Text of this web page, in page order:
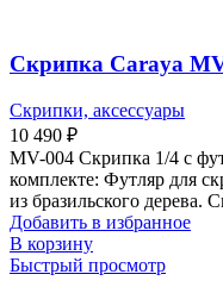
Скрипка Carayа
Скрипки, аксессуары
10 490 ₽
MV-004 Скрипка 1/4 с
комплекте: Футляр для
из бразильского дерева.
Добавить в избранное
В корзину
Быстрый просмотр